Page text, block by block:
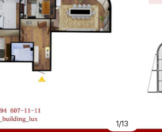
1/13